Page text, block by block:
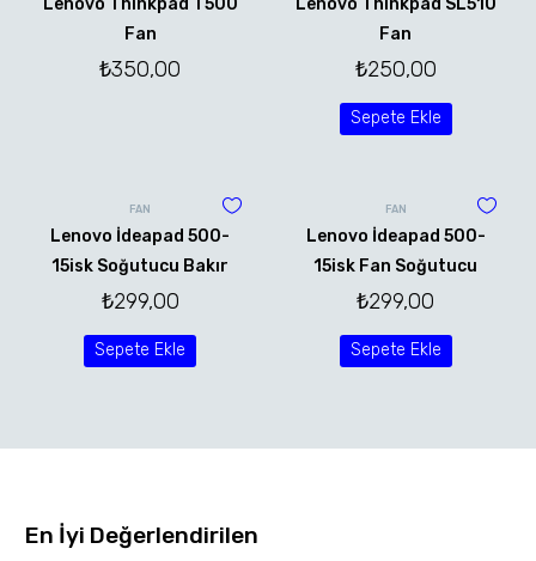
Fan
₺350,00
Fan
₺250,00
Sepete Ekle
FAN
Lenovo İdeapad 500-
15isk Soğutucu Bakır
₺299,00
Sepete Ekle
FAN
Lenovo İdeapad 500-
15isk Fan Soğutucu
₺299,00
Sepete Ekle
En İyi Değerlendirilen